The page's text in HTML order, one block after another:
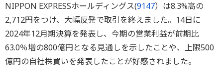
NIPPON EXPRESSホールディングス(9147）は8.3%高の
2,712円をつけ、大幅反発で取引を終えました。14日に
2024年12月期決算を発表し、今期の営業利益が前期比
63.0％増の800億円となる見通しを示したことや、上限500
億円の自社株買いを発表したことが好感されました。